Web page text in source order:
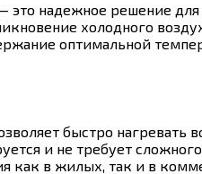
— это надежное решение
холодного
оптимальной
быстро
и не требует
как в жилых, так и в